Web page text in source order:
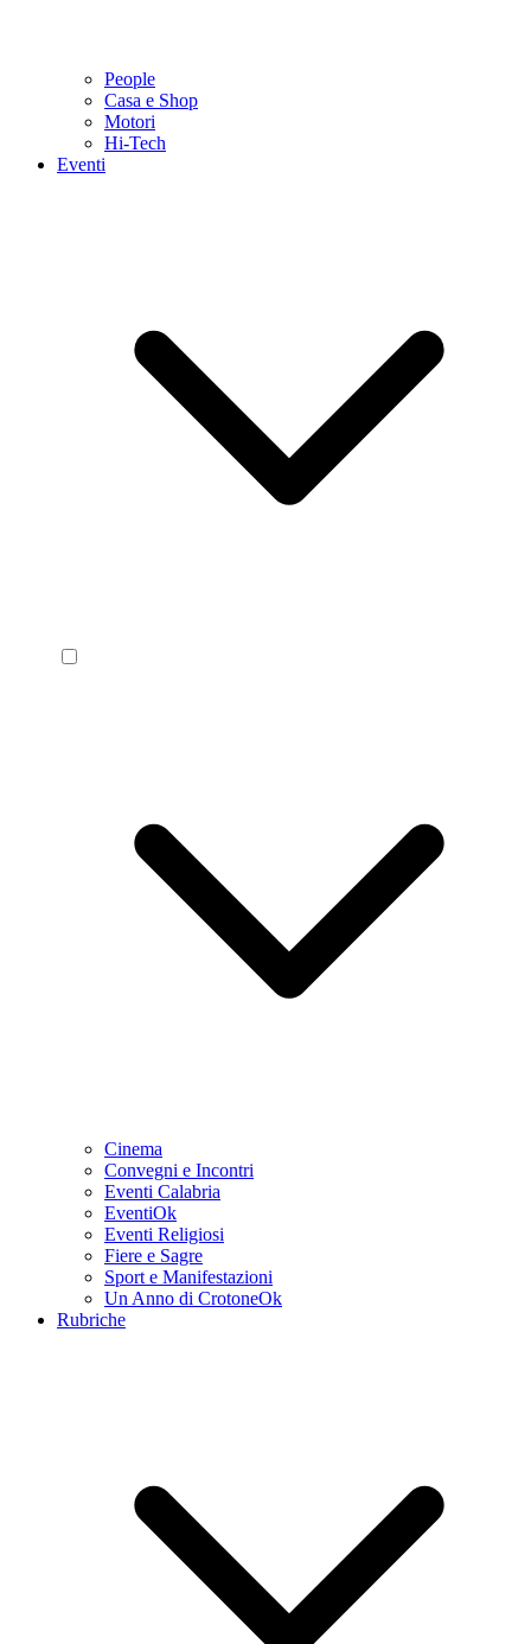
People
Casa e Shop
Motori
Hi-Tech
Eventi
Cinema
Convegni e Incontri
Eventi Calabria
EventiOk
Eventi Religiosi
Fiere e Sagre
Sport e Manifestazioni
Un Anno di CrotoneOk
Rubriche